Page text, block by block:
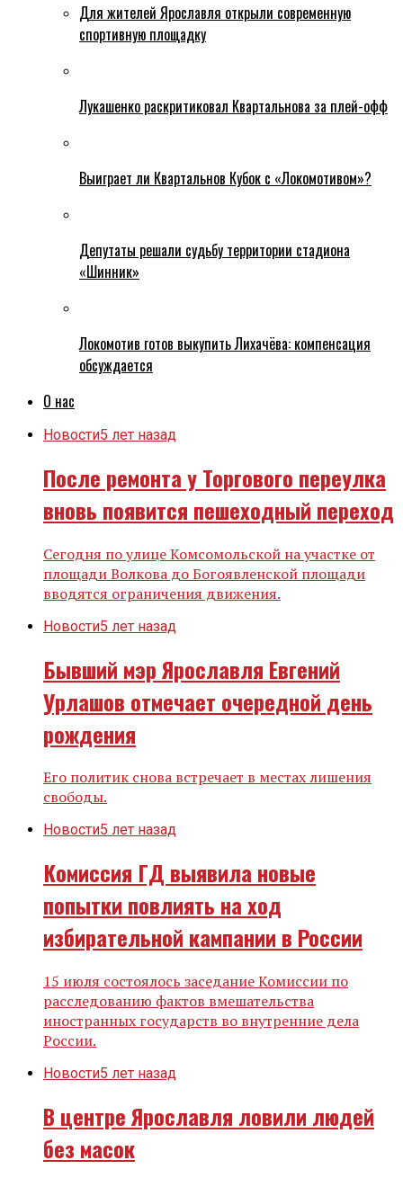
Для жителей Ярославля открыли современную
спортивную площадку
Лукашенко раскритиковал Квартальнова за плей-офф
Выиграет ли Квартальнов Кубок с «Локомотивом»?
Депутаты решали судьбу территории стадиона
«Шинник»
Локомотив готов выкупить Лихачёва: компенсация
обсуждается
О нас
Новости5 лет назад
После ремонта у Торгового переулка
вновь появится пешеходный переход
Сегодня по улице Комсомольской на участке от
площади Волкова до Богоявленской площади
вводятся ограничения движения.
Новости5 лет назад
Бывший мэр Ярославля Евгений
Урлашов отмечает очередной день
рождения
Его политик снова встречает в местах лишения
свободы.
Новости5 лет назад
Комиссия ГД выявила новые
попытки повлиять на ход
избирательной кампании в России
15 июля состоялось заседание Комиссии по
расследованию фактов вмешательства
иностранных государств во внутренние дела
России.
Новости5 лет назад
В центре Ярославля ловили людей
без масок